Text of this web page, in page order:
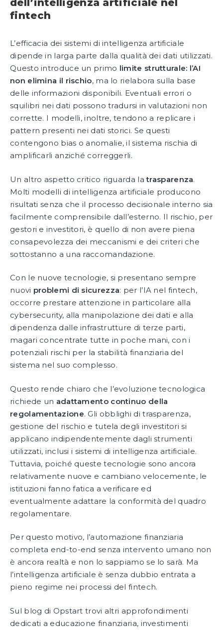
dell’intelligenza artificiale nel
fintech
L’efficacia dei sistemi di intelligenza artificiale
dipende in larga parte dalla qualità dei dati utilizzati.
Questo introduce un primo limite strutturale: l’AI
non elimina il rischio, ma lo rielabora sulla base
delle informazioni disponibili. Eventuali errori o
squilibri nei dati possono tradursi in valutazioni non
corrette. I modelli, inoltre, tendono a replicare i
pattern presenti nei dati storici. Se questi
contengono bias o anomalie, il sistema rischia di
amplificarli anziché correggerli.
Un altro aspetto critico riguarda latrasparenza.
Molti modelli di intelligenza artificiale producono
risultati senza che il processo decisionale interno sia
facilmente comprensibile dall’esterno. Il rischio, per
gestori e investitori, è quello di non avere piena
consapevolezza dei meccanismi e dei criteri che
sottostanno a una raccomandazione.
Con le nuove tecnologie, si presentano sempre
nuovi problemi di sicurezza: per l’IA nel fintech,
occorre prestare attenzione in particolare alla
cybersecurity, alla manipolazione dei dati e alla
dipendenza dalle infrastrutture di terze parti,
magari concentrate tutte in poche mani, con i
potenziali rischi per la stabilità finanziaria del
sistema nel suo complesso.
Questo rende chiaro che l’evoluzione tecnologica
richiede un adattamento continuo della
regolamentazione. Gli obblighi di trasparenza,
gestione del rischio e tutela degli investitori si
applicano indipendentemente dagli strumenti
utilizzati, inclusi i sistemi di intelligenza artificiale.
Tuttavia, poiché queste tecnologie sono ancora
relativamente nuove e cambiano velocemente, le
istituzioni fanno fatica a verificare ed
eventualmente adattare la conformità del quadro
regolamentare.
Per questo motivo, l’automazione finanziaria
completa end-to-end senza intervento umano non
è ancora realtà e non lo sappiamo se lo sarà. Ma
l’intelligenza artificiale è senza dubbio entrata a
pieno regime nei processi del fintech.
Sul blog di Opstart trovi altri approfondimenti
dedicati a educazione finanziaria, investimenti